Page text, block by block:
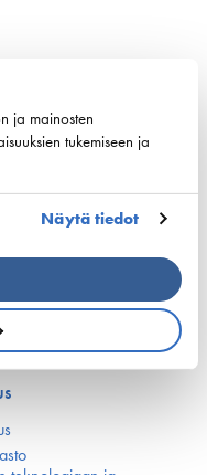
ja mainosten
tukemiseen ja
Näytä tiedot
urge EU to